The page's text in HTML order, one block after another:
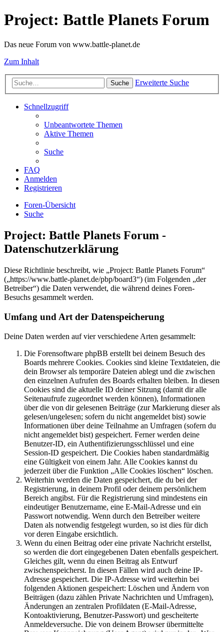
Project: Battle Planets Forum
Das neue Forum von www.battle-planet.de
Zum Inhalt
Suche Erweiterte Suche
Schnellzugriff
Unbeantwortete Themen
Aktive Themen
Suche
FAQ
Anmelden
Registrieren
Foren-Übersicht
Suche
Project: Battle Planets Forum -
Datenschutzerklärung
Diese Richtlinie beschreibt, wie „Project: Battle Planets Forum“
(„https://www.battle-planet.de/pbp/board3“) (im Folgenden „der
Betreiber“) die Daten verwendet, die während deines Foren-
Besuchs gesammelt werden.
Umfang und Art der Datenspeicherung
Deine Daten werden auf vier verschiedene Arten gesammelt:
Die Forensoftware phpBB erstellt bei deinem Besuch des
Boards mehrere Cookies. Cookies sind kleine Textdateien, die
dein Browser als temporäre Dateien ablegt und die zwischen
den einzelnen Aufrufen des Boards erhalten bleiben. In diesen
Cookies sind die aktuelle ID deiner Sitzung (damit dir alle
Seitenaufrufe zugeordnet werden können), Informationen
über die von dir gelesenen Beiträge (zur Markierung dieser als
gelesen/ungelesen; sofern du nicht angemeldet bist) sowie
Informationen über deine Teilnahme an Umfragen (sofern du
nicht angemeldet bist) gespeichert. Ferner werden deine
Benutzer-ID, ein Authentifizierungsschlüssel und eine
Session-ID gespeichert. Die Cookies haben standardmäßig
eine Gültigkeit von einem Jahr. Alle Cookies kannst du
jederzeit über die Funktion „Alle Cookies löschen“ löschen.
Weiterhin werden die Daten gespeichert, die du bei der
Registrierung, in deinem Profil oder deinem persönlichem
Bereich angibst. Für die Registrierung sind mindestens ein
eindeutiger Benutzername, eine E-Mail-Adresse und ein
Passwort notwendig. Wenn durch den Betreiber weitere
Daten als notwendig festgelegt wurden, so ist dies für dich
vor deren Eingabe ersichtlich.
Wenn du einen Beitrag oder eine private Nachricht erstellst,
so werden die dort eingegebenen Daten ebenfalls gespeichert.
Gleiches gilt, wenn du einen Beitrag als Entwurf
zwischenspeicherst. In diesen Fällen wird auch deine IP-
Adresse gespeichert. Die IP-Adresse wird weiterhin bei
folgenden Aktionen gespeichert: Löschen und Ändern von
Beiträgen (dazu zählen Private Nachrichten und Umfragen),
Änderungen an zentralen Profildaten (E-Mail-Adresse,
Kontoaktivierung, Benutzer-Passwort) und gescheiterte
Anmeldeversuche. Die von deinem Browser übermittelte